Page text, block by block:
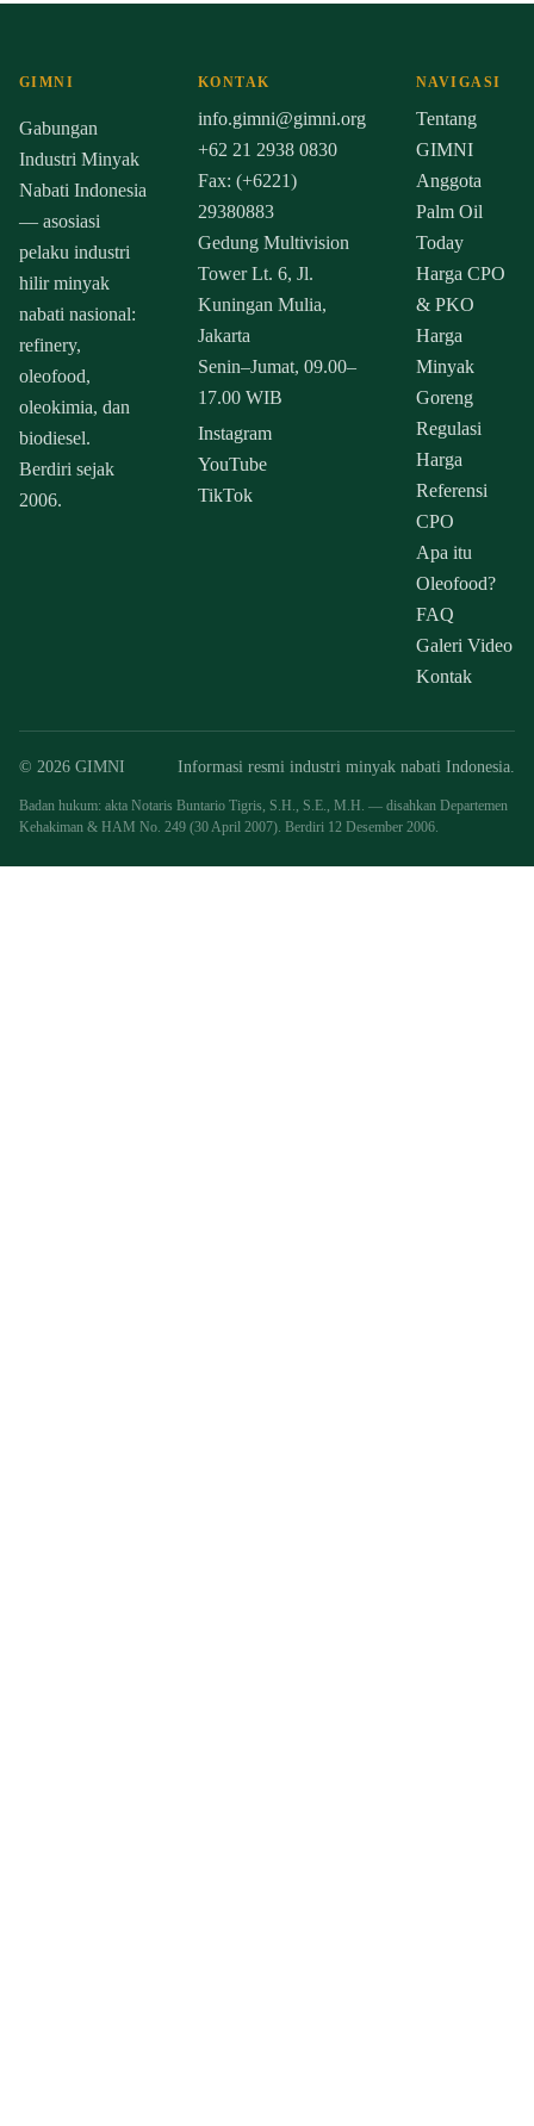
GIMNI
Gabungan
Industri Minyak
Nabati Indonesia
— asosiasi
pelaku industri
hilir minyak
nabati nasional:
refinery,
oleofood,
oleokimia, dan
biodiesel.
Berdiri sejak
2006.
KONTAK
info.gimni@gimni.org
+62 21 2938 0830
Fax: (+6221)
29380883
Gedung Multivision
Tower Lt. 6, Jl.
Kuningan Mulia,
Jakarta
Senin–Jumat, 09.00–
17.00 WIB
Instagram
YouTube
TikTok
NAVIGASI
Tentang
GIMNI
Anggota
Palm Oil
Today
Harga CPO
& PKO
Harga
Minyak
Goreng
Regulasi
Harga
Referensi
CPO
Apa itu
Oleofood?
FAQ
Galeri Video
Kontak
© 2026 GIMNI Informasi resmi industri minyak nabati Indonesia.
Badan hukum: akta Notaris Buntario Tigris, S.H., S.E., M.H. — disahkan Departemen
Kehakiman & HAM No. 249 (30 April 2007). Berdiri 12 Desember 2006.